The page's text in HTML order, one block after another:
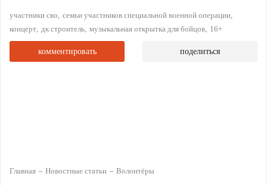
участники сво семьи участников специальной военной операции
концерт дк строитель музыкальная открытка для бойцов 16+
комментировать поделиться
Главная Новостные статьи Волонтёры